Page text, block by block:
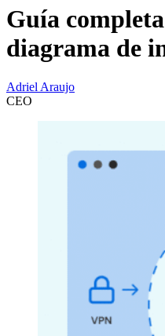
Guía
diagrama de
Adriel Araujo
CEO